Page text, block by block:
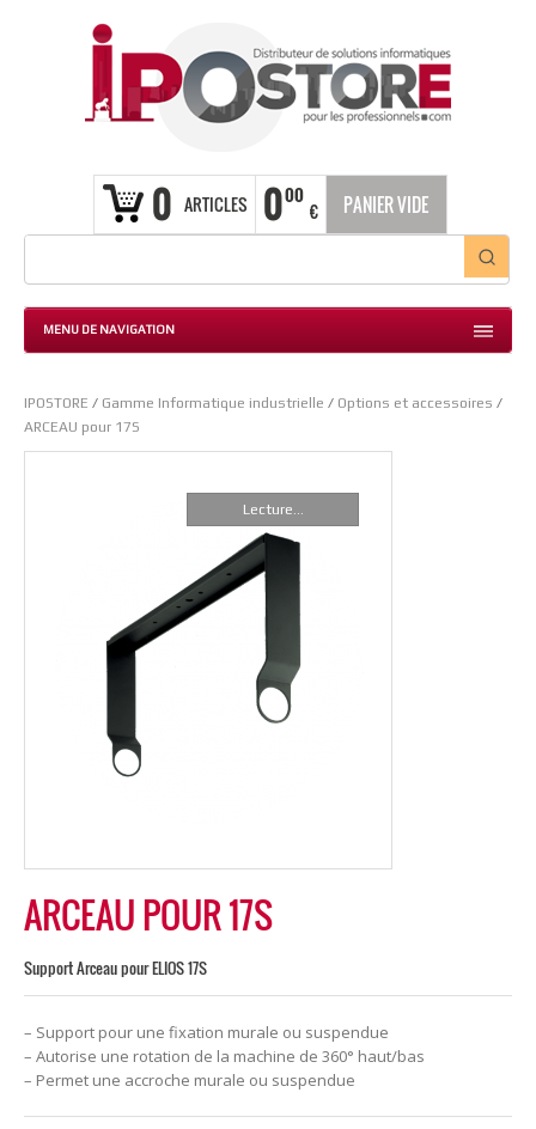
0 ARTICLES 000
€ PANIER VIDE
MENU DE NAVIGATION
IPOSTORE / Gamme Informatique industrielle / Options et accessoires /
ARCEAU pour 17S
Lecture...
ARCEAU POUR 17S
Support Arceau pour ELIOS 17S
– Support pour une fixation murale ou suspendue
– Autorise une rotation de la machine de 360° haut/bas
– Permet une accroche murale ou suspendue